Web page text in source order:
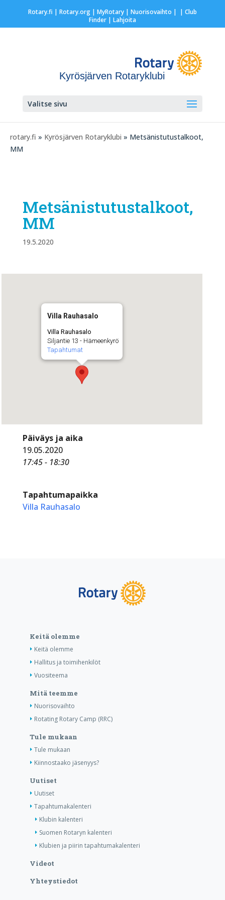
Rotary.fi | Rotary.org| MyRotary | Nuorisovaihto | | Club
Finder| Lahjoita
Kyrösjärven Rotaryklubi
Valitse sivu
rotary.fi » Kyrösjärven Rotaryklubi » Metsänistutustalkoot,
MM
Metsänistutustalkoot,
MM
19.5.2020
Villa Rauhasalo
Villa Rauhasalo
Siljantie 13 - Hämeenkyrö
Tapahtumat
Päiväys ja aika
19.05.2020
17:45 - 18:30
Tapahtumapaikka
Villa Rauhasalo
Keitä olemme
Keitä olemme
Hallitus ja toimihenkilöt
Vuositeema
Mitä teemme
Nuorisovaihto
Rotating Rotary Camp (RRC)
Tule mukaan
Tule mukaan
Kiinnostaako jäsenyys?
Uutiset
Uutiset
Tapahtumakalenteri
Klubin kalenteri
Suomen Rotaryn kalenteri
Klubien ja piirin tapahtumakalenteri
Videot
Yhteystiedot